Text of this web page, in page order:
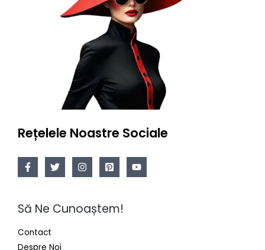
Rețelele Noastre Sociale
Să Ne Cunoaștem!
Contact
Despre Noi